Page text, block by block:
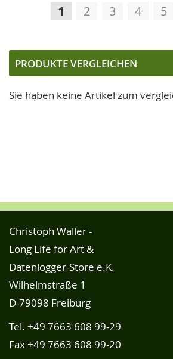
Seite
Sie
gerade
die
1 Seite
2 Seite
3 Seite
4 5
PRODUKTE VERGLEICHEN
Sie haben keine Artikel zum
Christoph Waller -
Long Life for Art &
Datenlogger-Store e.K.
Wilhelmstraße 1
D-79098 Freiburg
Tel. +49 7663 608 99-29
Fax +49 7663 608 99-20